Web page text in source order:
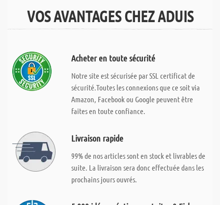
VOS AVANTAGES CHEZ ADUIS
Acheter en toute sécurité
Notre site est sécurisée par SSL certificat de
sécurité.Toutes les connexions que ce soit via
Amazon, Facebook ou Google peuvent être
faites en toute confiance.
Livraison rapide
99% de nos articles sont en stock et livrables de
suite. La livraison sera donc effectuée dans les
prochains jours ouvrés.